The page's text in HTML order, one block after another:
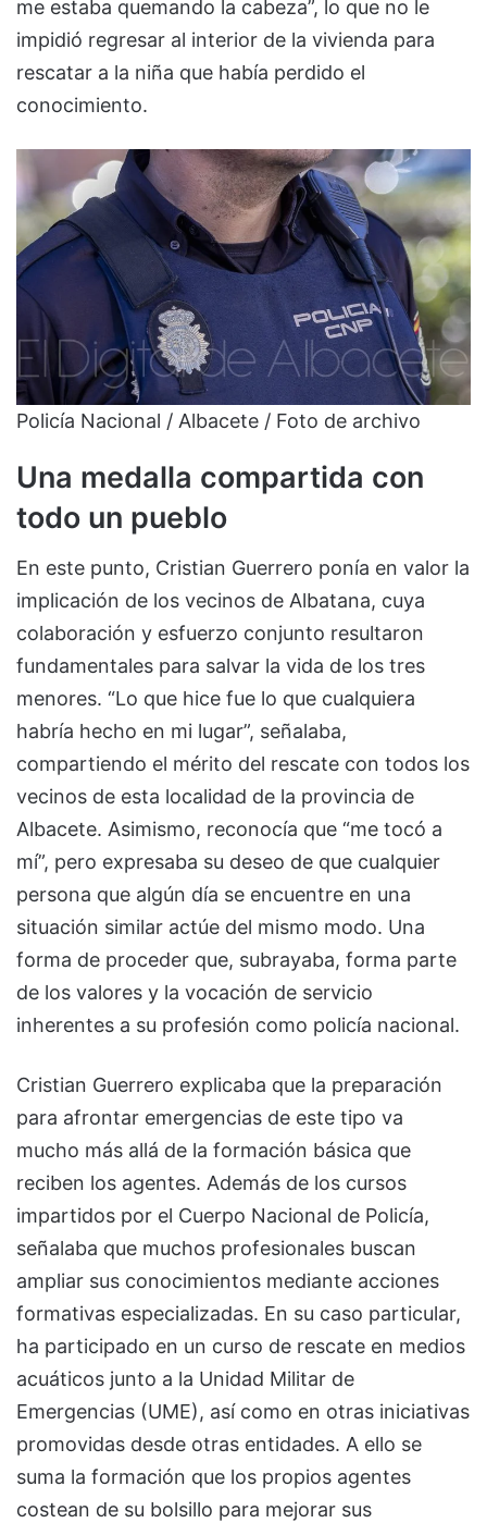
me estaba quemando la cabeza”, lo que no le
impidió regresar al interior de la vivienda para
rescatar a la niña que había perdido el
conocimiento.
Policía Nacional / Albacete / Foto de archivo
Una medalla compartida con
todo un pueblo
En este punto, Cristian Guerrero ponía en valor la
implicación de los vecinos de Albatana, cuya
colaboración y esfuerzo conjunto resultaron
fundamentales para salvar la vida de los tres
menores. “Lo que hice fue lo que cualquiera
habría hecho en mi lugar”, señalaba,
compartiendo el mérito del rescate con todos los
vecinos de esta localidad de la provincia de
Albacete. Asimismo, reconocía que “me tocó a
mí”, pero expresaba su deseo de que cualquier
persona que algún día se encuentre en una
situación similar actúe del mismo modo. Una
forma de proceder que, subrayaba, forma parte
de los valores y la vocación de servicio
inherentes a su profesión como policía nacional.
Cristian Guerrero explicaba que la preparación
para afrontar emergencias de este tipo va
mucho más allá de la formación básica que
reciben los agentes. Además de los cursos
impartidos por el Cuerpo Nacional de Policía,
señalaba que muchos profesionales buscan
ampliar sus conocimientos mediante acciones
formativas especializadas. En su caso particular,
ha participado en un curso de rescate en medios
acuáticos junto a la Unidad Militar de
Emergencias (UME), así como en otras iniciativas
promovidas desde otras entidades. A ello se
suma la formación que los propios agentes
costean de su bolsillo para mejorar sus